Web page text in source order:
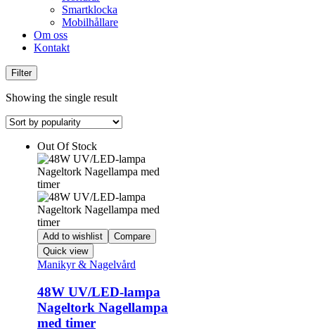
Smartklocka
Mobilhållare
Om oss
Kontakt
Filter
Showing the single result
Out Of Stock
Add to wishlist
Compare
Quick view
Manikyr & Nagelvård
48W UV/LED-lampa
Nageltork Nagellampa
med timer